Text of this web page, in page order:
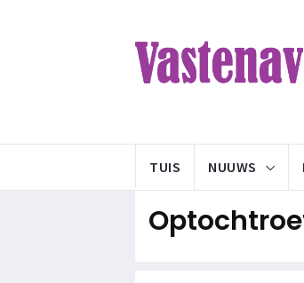
TUIS NUUWS